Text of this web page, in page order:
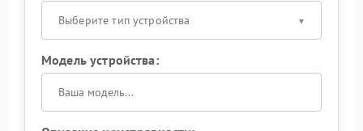
Выберите тип устройства
Модель устройства: